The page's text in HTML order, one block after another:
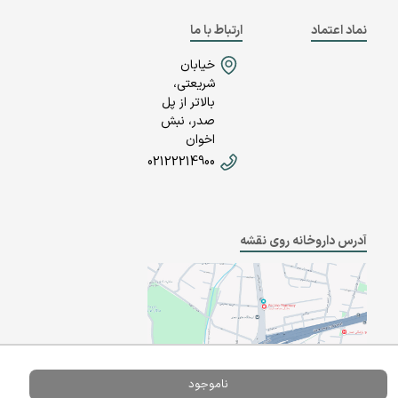
ناموجود
نماد اعتماد
ارتباط با ما
خیابان
شریعتی،
بالاتر از پل
صدر، نبش
اخوان
02122214900
آدرس داروخانه روی نقشه